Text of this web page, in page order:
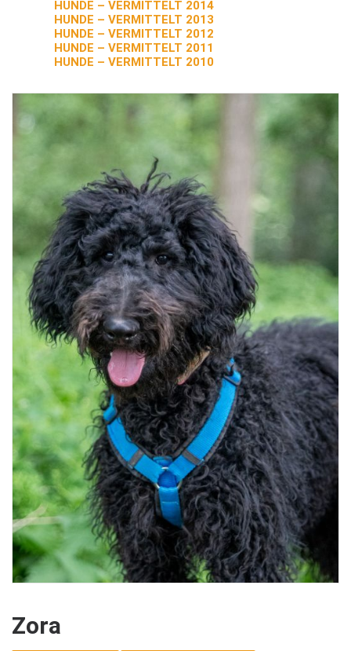
HUNDE – VERMITTELT 2014
HUNDE – VERMITTELT 2013
HUNDE – VERMITTELT 2012
HUNDE – VERMITTELT 2011
HUNDE – VERMITTELT 2010
Zora